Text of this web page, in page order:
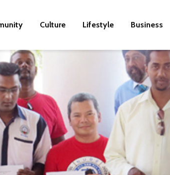
Culture Lifestyle Business